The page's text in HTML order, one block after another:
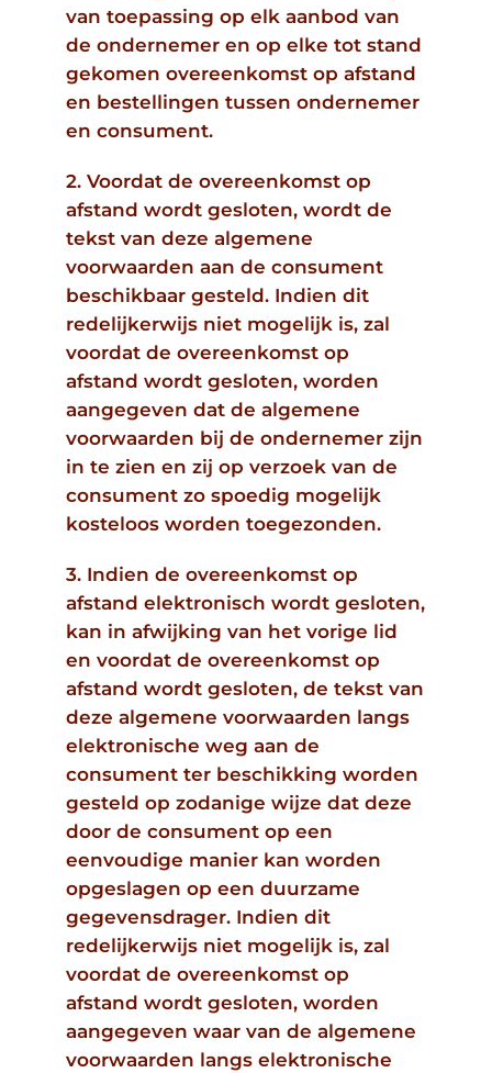
van toepassing op elk aanbod van
de ondernemer en op elke tot stand
gekomen overeenkomst op afstand
en bestellingen tussen ondernemer
en consument.
2. Voordat de overeenkomst op
afstand wordt gesloten, wordt de
tekst van deze algemene
voorwaarden aan de consument
beschikbaar gesteld. Indien dit
redelijkerwijs niet mogelijk is, zal
voordat de overeenkomst op
afstand wordt gesloten, worden
aangegeven dat de algemene
voorwaarden bij de ondernemer zijn
in te zien en zij op verzoek van de
consument zo spoedig mogelijk
kosteloos worden toegezonden.
3. Indien de overeenkomst op
afstand elektronisch wordt gesloten,
kan in afwijking van het vorige lid
en voordat de overeenkomst op
afstand wordt gesloten, de tekst van
deze algemene voorwaarden langs
elektronische weg aan de
consument ter beschikking worden
gesteld op zodanige wijze dat deze
door de consument op een
eenvoudige manier kan worden
opgeslagen op een duurzame
gegevensdrager. Indien dit
redelijkerwijs niet mogelijk is, zal
voordat de overeenkomst op
afstand wordt gesloten, worden
aangegeven waar van de algemene
voorwaarden langs elektronische